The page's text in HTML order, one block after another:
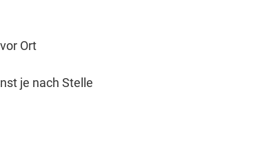
Ort
je nach Stelle